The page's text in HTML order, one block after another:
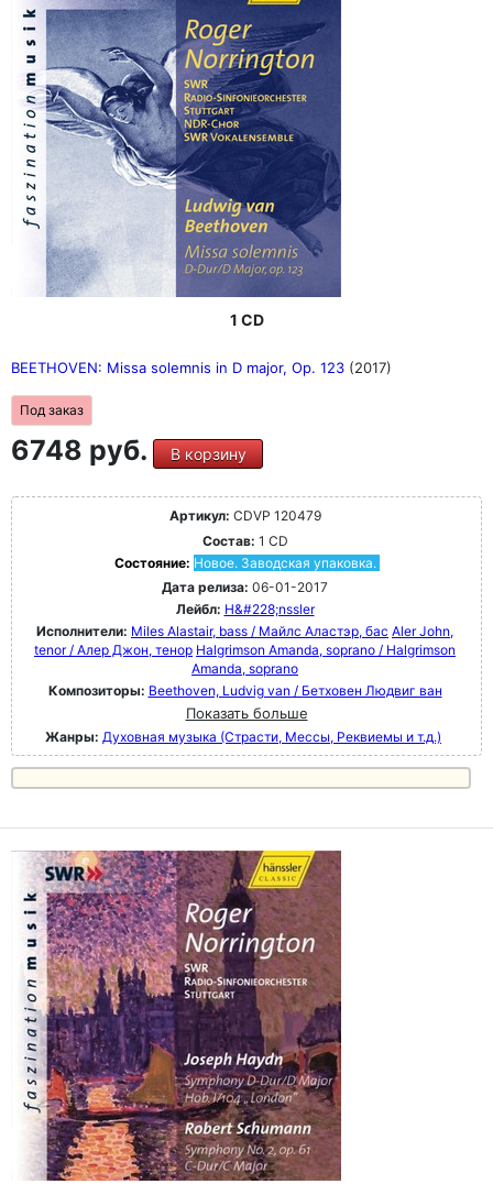
1 CD
BEETHOVEN: Missa solemnis in D major, Op. 123 (2017)
Под заказ
6748 руб. В корзину
Артикул: CDVP 120479
Состав: 1 CD
Состояние: Новое. Заводская упаковка.
Дата релиза: 06-01-2017
Лейбл: H&#228;nssler
Исполнители: Miles Alastair, bass / Майлс Аластэр, бас Aler John,
tenor / Алер Джон, тенор Halgrimson Amanda, soprano / Halgrimson
Amanda, soprano
Композиторы: Beethoven, Ludvig van / Бетховен Людвиг ван
Показать больше
Жанры: Духовная музыка (Страсти, Мессы, Реквиемы и т.д.)